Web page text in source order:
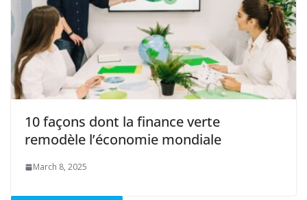
10 façons dont la finance verte
remodèle l’économie mondiale
March 8, 2025